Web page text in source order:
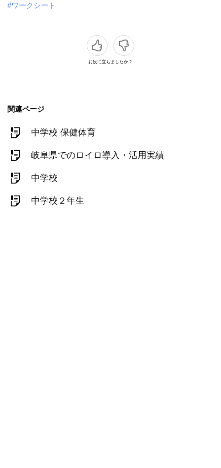
#ワークシート
お役に立ちましたか？
関連ページ
中学校 保健体育
岐阜県でのロイロ導入・活用実績
中学校
中学校２年生